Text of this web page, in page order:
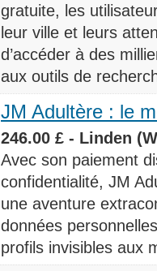
gratuite, les
leur ville et leurs
d’accéder à des
aux outils de
JM Adultère : le
246.00 £ - Linden
Avec son paiement
confidentialité, JM
une aventure
données
profils invisibles aux